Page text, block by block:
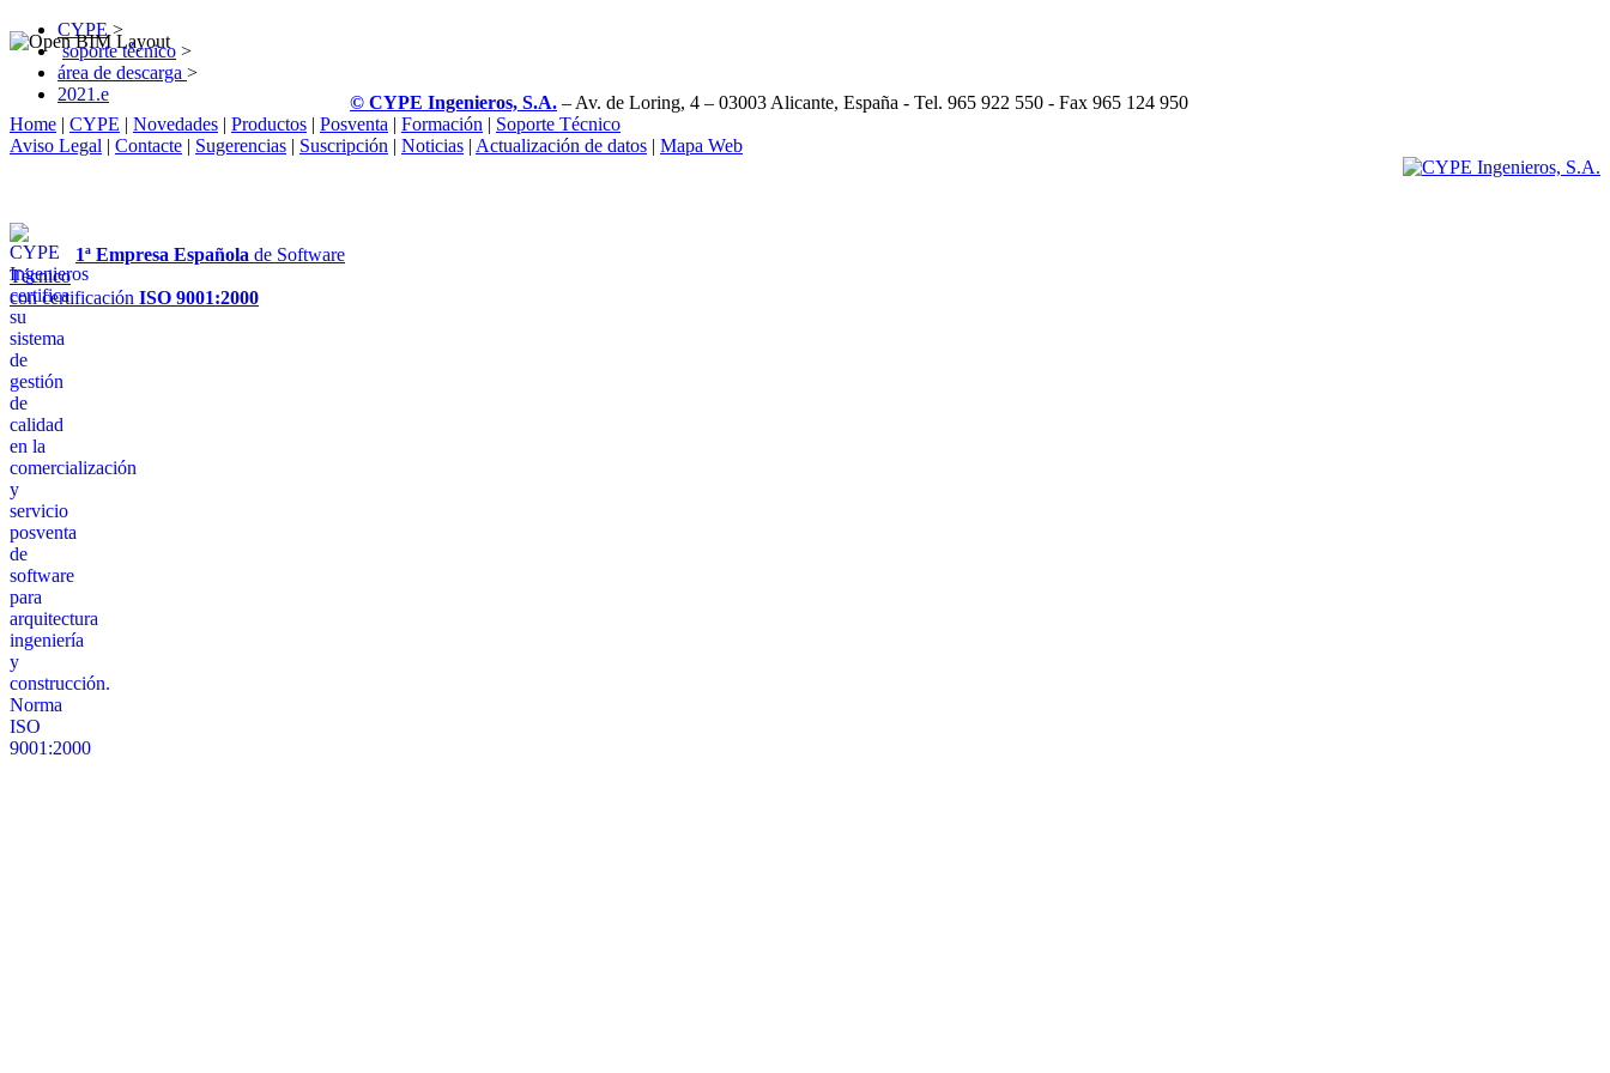
CYPE >
soporte técnico >
área de descarga >
2021.e
© CYPE Ingenieros, S.A. – Av. de Loring, 4 – 03003 Alicante, España - Tel. 965 922 550 - Fax 965 124 950
Home | CYPE | Novedades | Productos | Posventa | Formación | Soporte Técnico
Aviso Legal | Contacte | Sugerencias | Suscripción | Noticias | Actualización de datos | Mapa Web
1ª Empresa Española de Software
Técnico
con certificación ISO 9001:2000